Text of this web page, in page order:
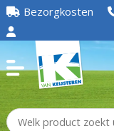
Bezorgkosten